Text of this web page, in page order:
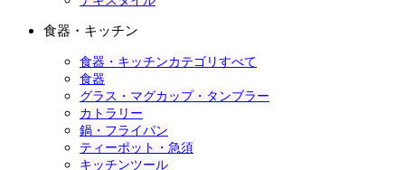
食器・キッチン
食器・キッチンカテゴリすべて
食器
グラス・マグカップ・タンブラー
カトラリー
鍋・フライパン
ティーポット・急須
キッチンツール